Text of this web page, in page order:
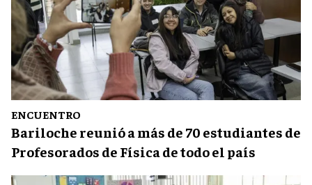
ENCUENTRO
Bariloche reunió a más de 70 estudiantes de
Profesorados de Física de todo el país